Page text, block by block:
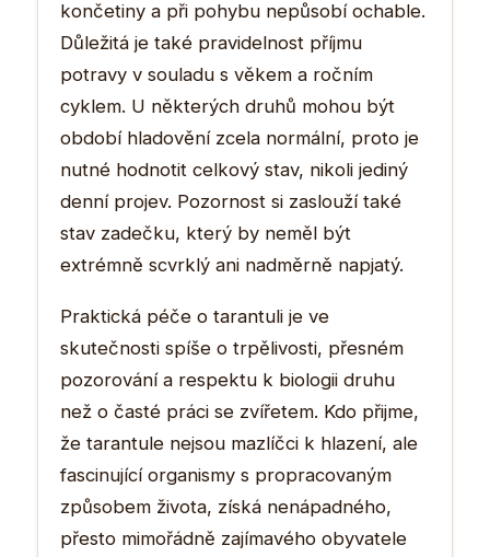
končetiny a při pohybu nepůsobí ochable.
Důležitá je také pravidelnost příjmu
potravy v souladu s věkem a ročním
cyklem. U některých druhů mohou být
období hladovění zcela normální, proto je
nutné hodnotit celkový stav, nikoli jediný
denní projev. Pozornost si zaslouží také
stav zadečku, který by neměl být
extrémně scvrklý ani nadměrně napjatý.
Praktická péče o tarantuli je ve
skutečnosti spíše o trpělivosti, přesném
pozorování a respektu k biologii druhu
než o časté práci se zvířetem. Kdo přijme,
že tarantule nejsou mazlíčci k hlazení, ale
fascinující organismy s propracovaným
způsobem života, získá nenápadného,
přesto mimořádně zajímavého obyvatele